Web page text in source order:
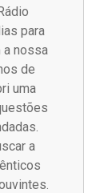
para
a nossa
de
uma
a